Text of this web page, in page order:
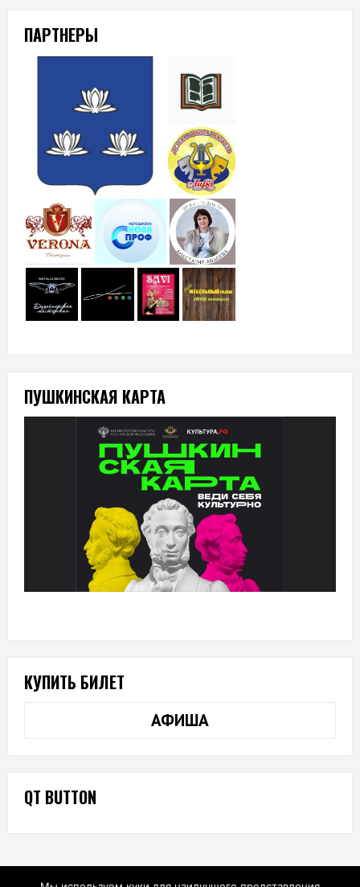
ПАРТНЕРЫ
ПУШКИНСКАЯ КАРТА
КУПИТЬ БИЛЕТ
АФИША
QT BUTTON